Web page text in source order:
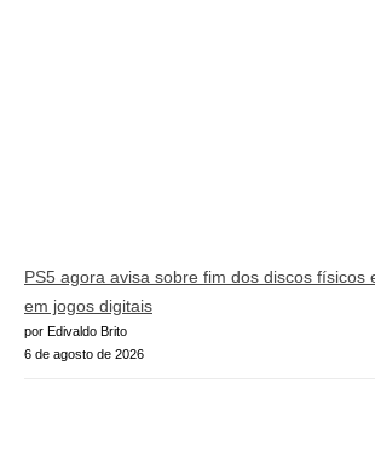
PS5 agora avisa sobre fim dos discos físicos
em jogos digitais
por Edivaldo Brito
6 de agosto de 2026